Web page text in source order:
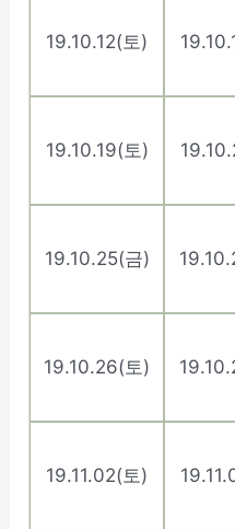
19.10.12(토)
19.10.19(토)
19.10.25(금)
19.10.26(토)
19.11.02(토)